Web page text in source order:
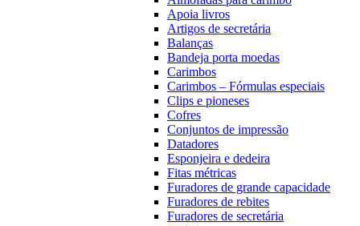
Apoia livros
Artigos de secretária
Balanças
Bandeja porta moedas
Carimbos
Carimbos – Fórmulas especiais
Clips e pioneses
Cofres
Conjuntos de impressão
Datadores
Esponjeira e dedeira
Fitas métricas
Furadores de grande capacidade
Furadores de rebites
Furadores de secretária